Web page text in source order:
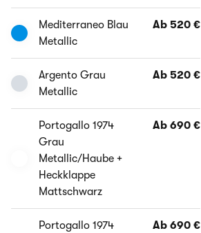
Mediterraneo Blau
Metallic
Ab 520 €
Argento Grau
Metallic
Ab 520 €
Portogallo 1974
Grau
Metallic/Haube +
Heckklappe
Mattschwarz
Ab 690 €
Portogallo 1974
Ab 690 €